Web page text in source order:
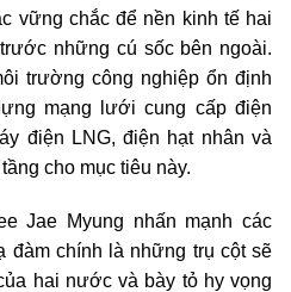
vững chắc để nền kinh tế hai
những cú sốc bên ngoài.
trường công nghiệp ổn định
mạng lưới cung cấp điện
điện LNG, điện hạt nhân và
cho mục tiêu này.
Jae Myung nhấn mạnh các
đàm chính là những trụ cột sẽ
hai nước và bày tỏ hy vọng